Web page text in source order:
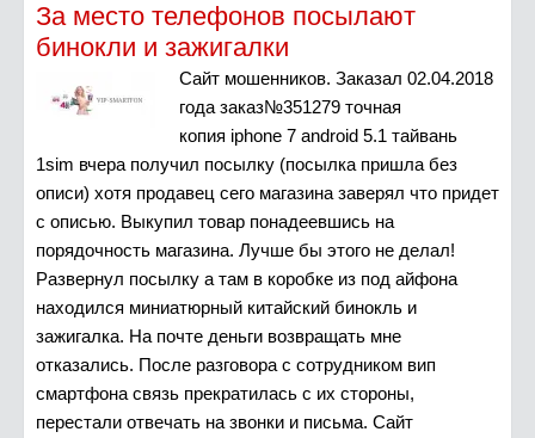
За место телефонов посылают
бинокли и зажигалки
Сайт мошенников. Заказал 02.04.2018
года заказ№351279 точная
копия iphone 7 android 5.1 тайвань
1sim вчера получил посылку (посылка пришла без
описи) хотя продавец сего магазина заверял что придет
с описью. Выкупил товар понадеевшись на
порядочность магазина. Лучше бы этого не делал!
Развернул посылку а там в коробке из под айфона
находился миниатюрный китайский бинокль и
зажигалка. На почте деньги возвращать мне
отказались. После разговора с сотрудником вип
смартфона связь прекратилась с их стороны,
перестали отвечать на звонки и письма. Сайт